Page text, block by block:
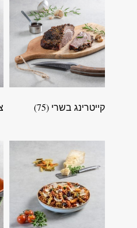
קייטרינג בשרי (75)